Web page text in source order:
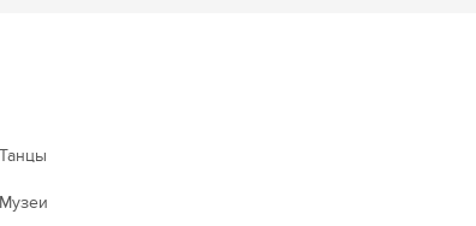
Танцы
Музеи